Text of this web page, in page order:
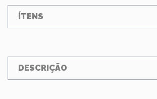
ÍTENS
DESCRIÇÃO